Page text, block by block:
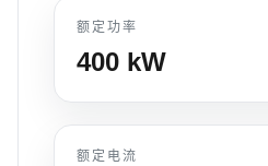
额定功率
400 kW
额定电流